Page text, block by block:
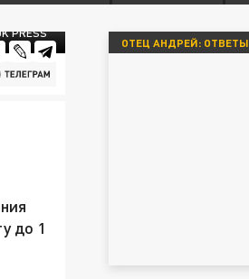
PRESS
до 1
ОТЕЦ АНДРЕЙ: ОТВЕТЫ